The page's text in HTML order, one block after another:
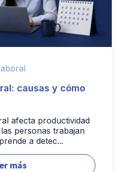
causas y cómo
afecta productividad
personas trabajan
a detec...
más